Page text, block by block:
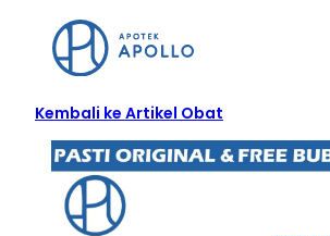
Kembali ke Artikel Obat